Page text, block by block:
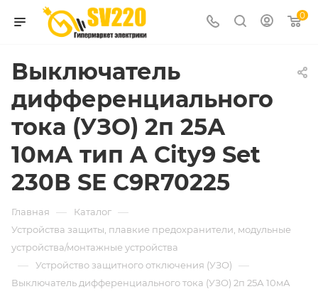
0
Выключатель
дифференциального
тока (УЗО) 2п 25А
10мА тип A City9 Set
230В SE C9R70225
Главная — Каталог —
Устройства защиты, плавкие предохранители, модульные
устройства/монтажные устройства
— Устройство защитного отключения (УЗО) —
Выключатель дифференциального тока (УЗО) 2п 25А 10мА